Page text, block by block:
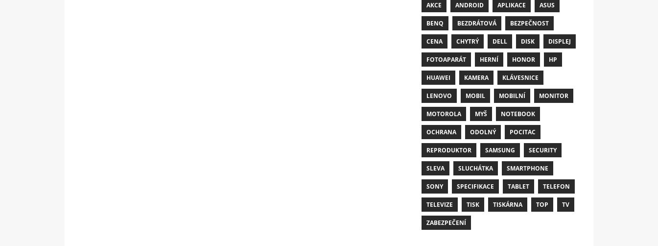
AKCE ANDROID APLIKACE ASUS
BENQ BEZDRÁTOVÁ BEZPEČNOST
CENA CHYTRÝ DELL DISK DISPLEJ
FOTOAPARÁT HERNÍ HONOR HP
HUAWEI KAMERA KLÁVESNICE
LENOVO MOBIL MOBILNÍ MONITOR
MOTOROLA MYŠ NOTEBOOK
OCHRANA ODOLNÝ POCITAC
REPRODUKTOR SAMSUNG SECURITY
SLEVA SLUCHÁTKA SMARTPHONE
SONY SPECIFIKACE TABLET TELEFON
TELEVIZE TISK TISKÁRNA TOP TV
ZABEZPEČENÍ